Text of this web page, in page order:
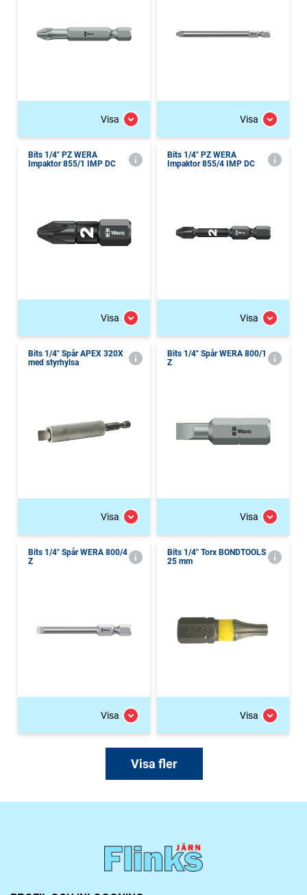
Visa Visa
Bits 1/4" PZ WERA
Impaktor 855/1 IMP DC
Visa
Bits 1/4" PZ WERA
Impaktor 855/4 IMP DC
Visa
Bits 1/4" Spår APEX 320X
med styrhylsa
Visa
Bits 1/4" Spår WERA 800/1
Z
Visa
Bits 1/4" Spår WERA 800/4
Z
Visa
Bits 1/4" Torx BONDTOOLS
25 mm
Visa
Visa fler